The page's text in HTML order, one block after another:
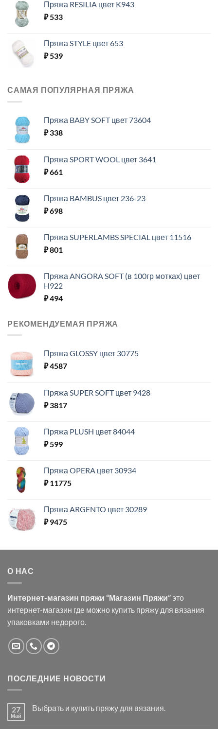
Пряжа RESILIA цвет K943
₽533
Пряжа STYLE цвет 653
₽539
САМАЯ ПОПУЛЯРНАЯ ПРЯЖА
Пряжа BABY SOFT цвет 73604
₽338
Пряжа SPORT WOOL цвет 3641
₽661
Пряжа BAMBUS цвет 236-23
₽698
Пряжа SUPERLAMBS SPECIAL цвет 11516
₽801
Пряжа ANGORA SOFT (в 100гр мотках) цвет
H922
₽494
РЕКОМЕНДУЕМАЯ ПРЯЖА
Пряжа GLOSSY цвет 30775
₽4587
Пряжа SUPER SOFT цвет 9428
₽3817
Пряжа PLUSH цвет 84044
₽599
Пряжа OPERA цвет 30934
₽11775
Пряжа ARGENTO цвет 30289
₽9475
О НАС
Интернет-магазин пряжи “Магазин Пряжи”это
интернет-магазин где можно купить пряжу для вязания
упаковками недорого.
ПОСЛЕДНИЕ НОВОСТИ
27
Май
Выбрать и купить пряжу для вязания.